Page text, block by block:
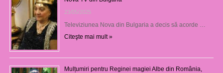
23/05/2025
Televiziunea Nova din Bulgaria a decis să acorde …
Citeşte mai mult »
Mulțumiri pentru Reginei magiei Albe din România,